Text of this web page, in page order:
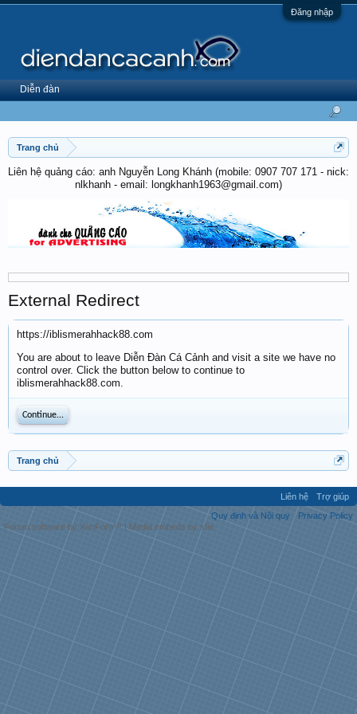
Đăng nhập
Trang chủ
Liên hệ quảng cáo: anh Nguyễn Long Khánh (mobile: 0907 707 171 - nick:
nlkhanh - email: longkhanh1963@gmail.com)
External Redirect
https://iblismerahhack88.com
You are about to leave Diễn Đàn Cá Cảnh and visit a site we have no
control over. Click the button below to continue to
iblismerahhack88.com.
Continue...
Trang chủ
Diễn đàn
Liên hệ
Trợ giúp
Quy định và Nội quy
Privacy Policy
Forum software by XenForo™ | Media embeds by s9e